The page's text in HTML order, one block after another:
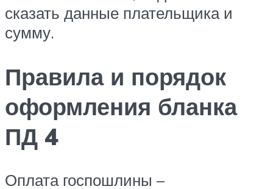
сказать данные плательщика и
сумму.
Правила и порядок
оформления бланка
ПД 4
Оплата госпошлины –